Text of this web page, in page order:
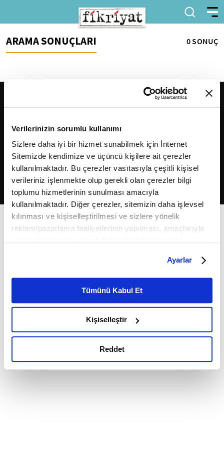
Verilerinizin sorumlu kullanımı
Sizlere daha iyi bir hizmet sunabilmek için İnternet
Sitemizde kendimize ve üçüncü kişilere ait çerezler
kullanılmaktadır. Bu çerezler vasıtasıyla çeşitli kişisel
verileriniz işlenmekte olup gerekli olan çerezler bilgi
toplumu hizmetlerinin sunulması amacıyla
kullanılmaktadır. Diğer çerezler, sitemizin daha işlevsel
kılınması ve kişiselleştirilmesi ve sizlere yönelik
reklam/pazarlama faaliyetlerinin yapılması, amaçlarıyla
belirleyebilirsiniz. Çerezlere ilişkin detaylı bilgi için
Ayarlar butonuna tıklayabilir,Çerez Bilgilendirme
Metnimizi ziyaret edebilirsiniz.
6698 sayılı Kişisel Verilerin Korunması Kanunu uyarınca
okumak ve sitemizi ziyaretiniz kapsamında
gerçekleştirilen veri işleme faaliyetleri ile ilgili daha
detaylı bilgi almak için lütfentıklayınız.
Ayarlar
Tümünü Kabul Et
Kişiselleştir
Reddet
ARAMA SONUÇLARI 0 SONUÇ
2026Fikriyat. Tüm hakları saklıdır.